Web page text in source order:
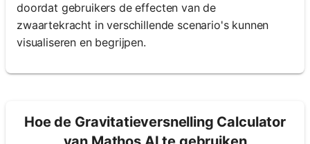
doordat gebruikers de effecten van de
zwaartekracht in verschillende scenario's kunnen
visualiseren en begrijpen.
Hoe de Gravitatieversnelling Calculator